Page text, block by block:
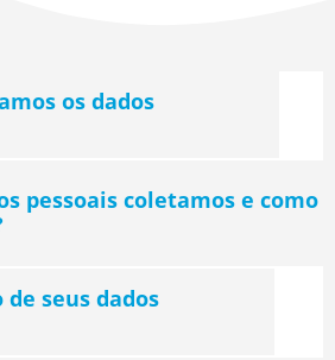
os dados
pessoais coletamos e como
de seus dados